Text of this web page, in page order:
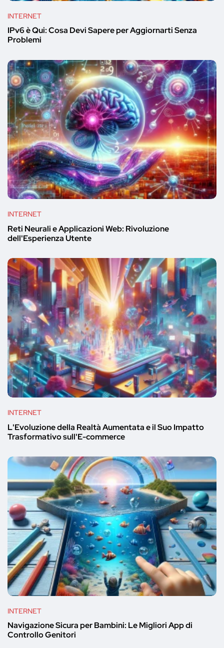
INTERNET
IPv6 è Qui: Cosa Devi Sapere per Aggiornarti Senza
Problemi
INTERNET
Reti Neurali e Applicazioni Web: Rivoluzione
dell'Esperienza Utente
INTERNET
L'Evoluzione della Realtà Aumentata e il Suo Impatto
Trasformativo sull'E-commerce
INTERNET
Navigazione Sicura per Bambini: Le Migliori App di
Controllo Genitori